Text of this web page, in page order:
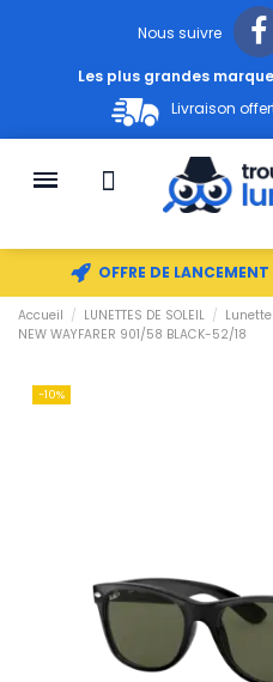
Nous suivre
Les plus grandes
Livraison
OFFRE DE LANCEMENT
Accueil LUNETTES DE SOLEIL
NEW WAYFARER 901/58 BLACK-52/18
-10%